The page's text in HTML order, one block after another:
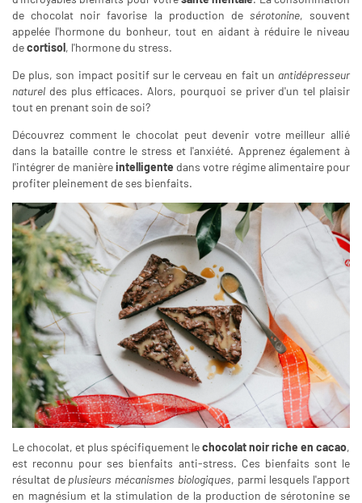
de chocolat noir favorise la production de sérotonine, souvent
appelée l'hormone du bonheur, tout en aidant à réduire le niveau
decortisol, l'hormone du stress.
De plus, son impact positif sur le cerveau en fait un antidépresseur
naturel des plus efficaces. Alors, pourquoi se priver d'un tel plaisir
tout en prenant soin de soi?
Découvrez comment le chocolat peut devenir votre meilleur allié
dans la bataille contre le stress et l'anxiété. Apprenez également à
l'intégrer de manièreintelligente dans votre régime alimentaire pour
profiter pleinement de ses bienfaits.
Le chocolat, et plus spécifiquement lechocolat noir riche en cacao,
est reconnu pour ses bienfaits anti-stress. Ces bienfaits sont le
résultat de plusieurs mécanismes biologiques, parmi lesquels l'apport
en magnésium et la stimulation de la production de sérotonine se